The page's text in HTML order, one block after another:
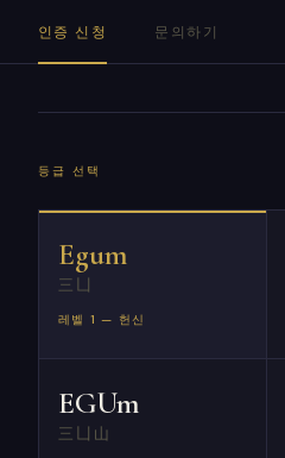
인증 신청 문의하기
등급 선택
Egum
三凵
레벨 1 — 헌신
EGUm
三凵山